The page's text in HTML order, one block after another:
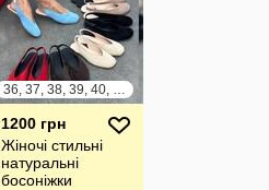
36, 37, 38, 39, 40, 41
1200 грн
Жіночі стильні
натуральні
босоніжки